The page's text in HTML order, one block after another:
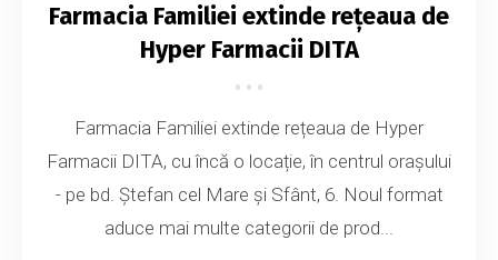
Farmacia Familiei extinde rețeaua de
Hyper Farmacii DITA
Farmacia Familiei extinde rețeaua de Hyper
Farmacii DITA, cu încă o locație, în centrul orașului
- pe bd. Ștefan cel Mare și Sfânt, 6. Noul format
aduce mai multe categorii de prod...